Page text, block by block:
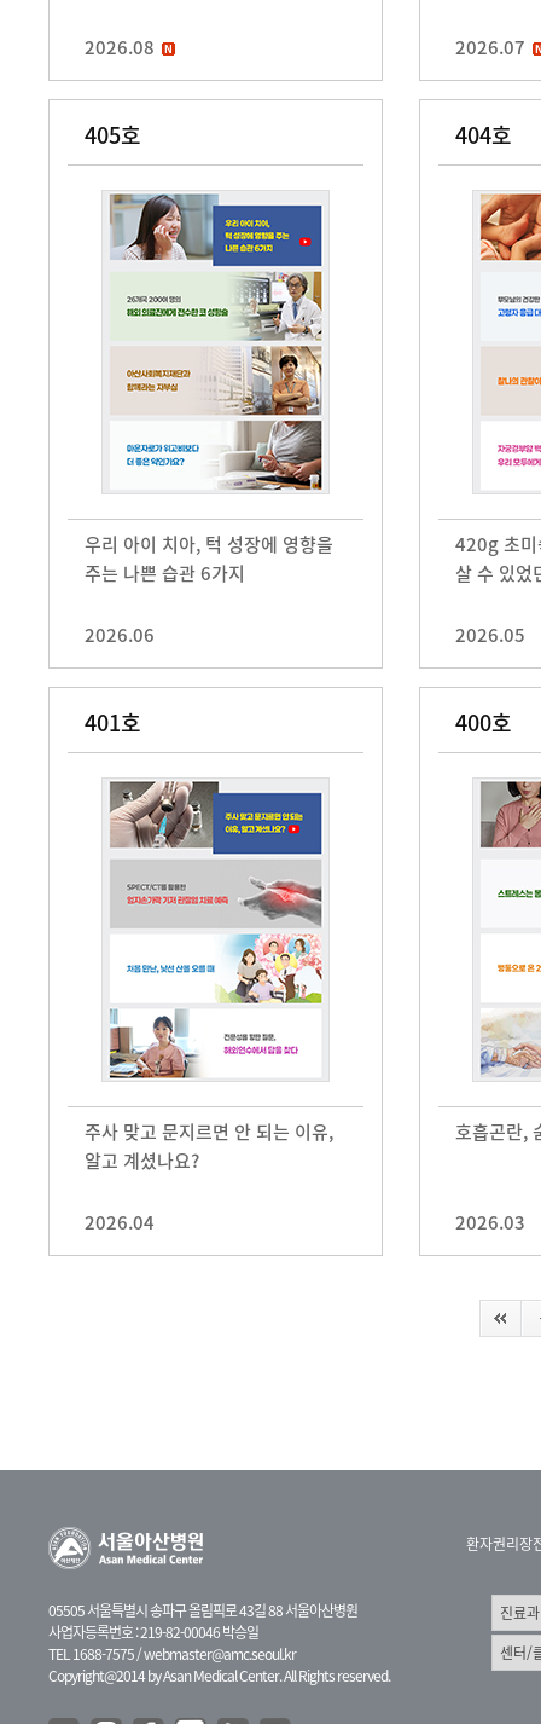
2026.08 2026.07
405호
우리 아이 치아, 턱 성장에 영향을
주는 나쁜 습관 6가지
2026.06
404호
420g 초미
살 수 있었
2026.05
401호
주사 맞고 문지르면 안 되는 이유,
알고 계셨나요?
2026.04
400호
호흡곤란,
2026.03
05505 서울특별시 송파구 올림픽로 43길 88 서울아산병원
사업자등록번호 : 219-82-00046 박승일
TEL 1688-7575 /webmaster@amc.seoul.kr
Copyright@2014 by Asan Medical Center. All Rights reserved.
환자권리장